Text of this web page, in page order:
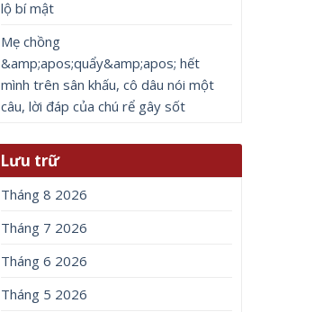
lộ bí mật
Mẹ chồng
&amp;apos;quẩy&amp;apos; hết
mình trên sân khấu, cô dâu nói một
câu, lời đáp của chú rể gây sốt
Lưu trữ
Tháng 8 2026
Tháng 7 2026
Tháng 6 2026
Tháng 5 2026